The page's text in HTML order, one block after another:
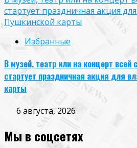
стартует праздничная акция
Пушкинской карты
Избранные
В музей, театр или на концерт всей
стартует праздничная акция для
карты
6 августа, 2026
Мы в соцсетях